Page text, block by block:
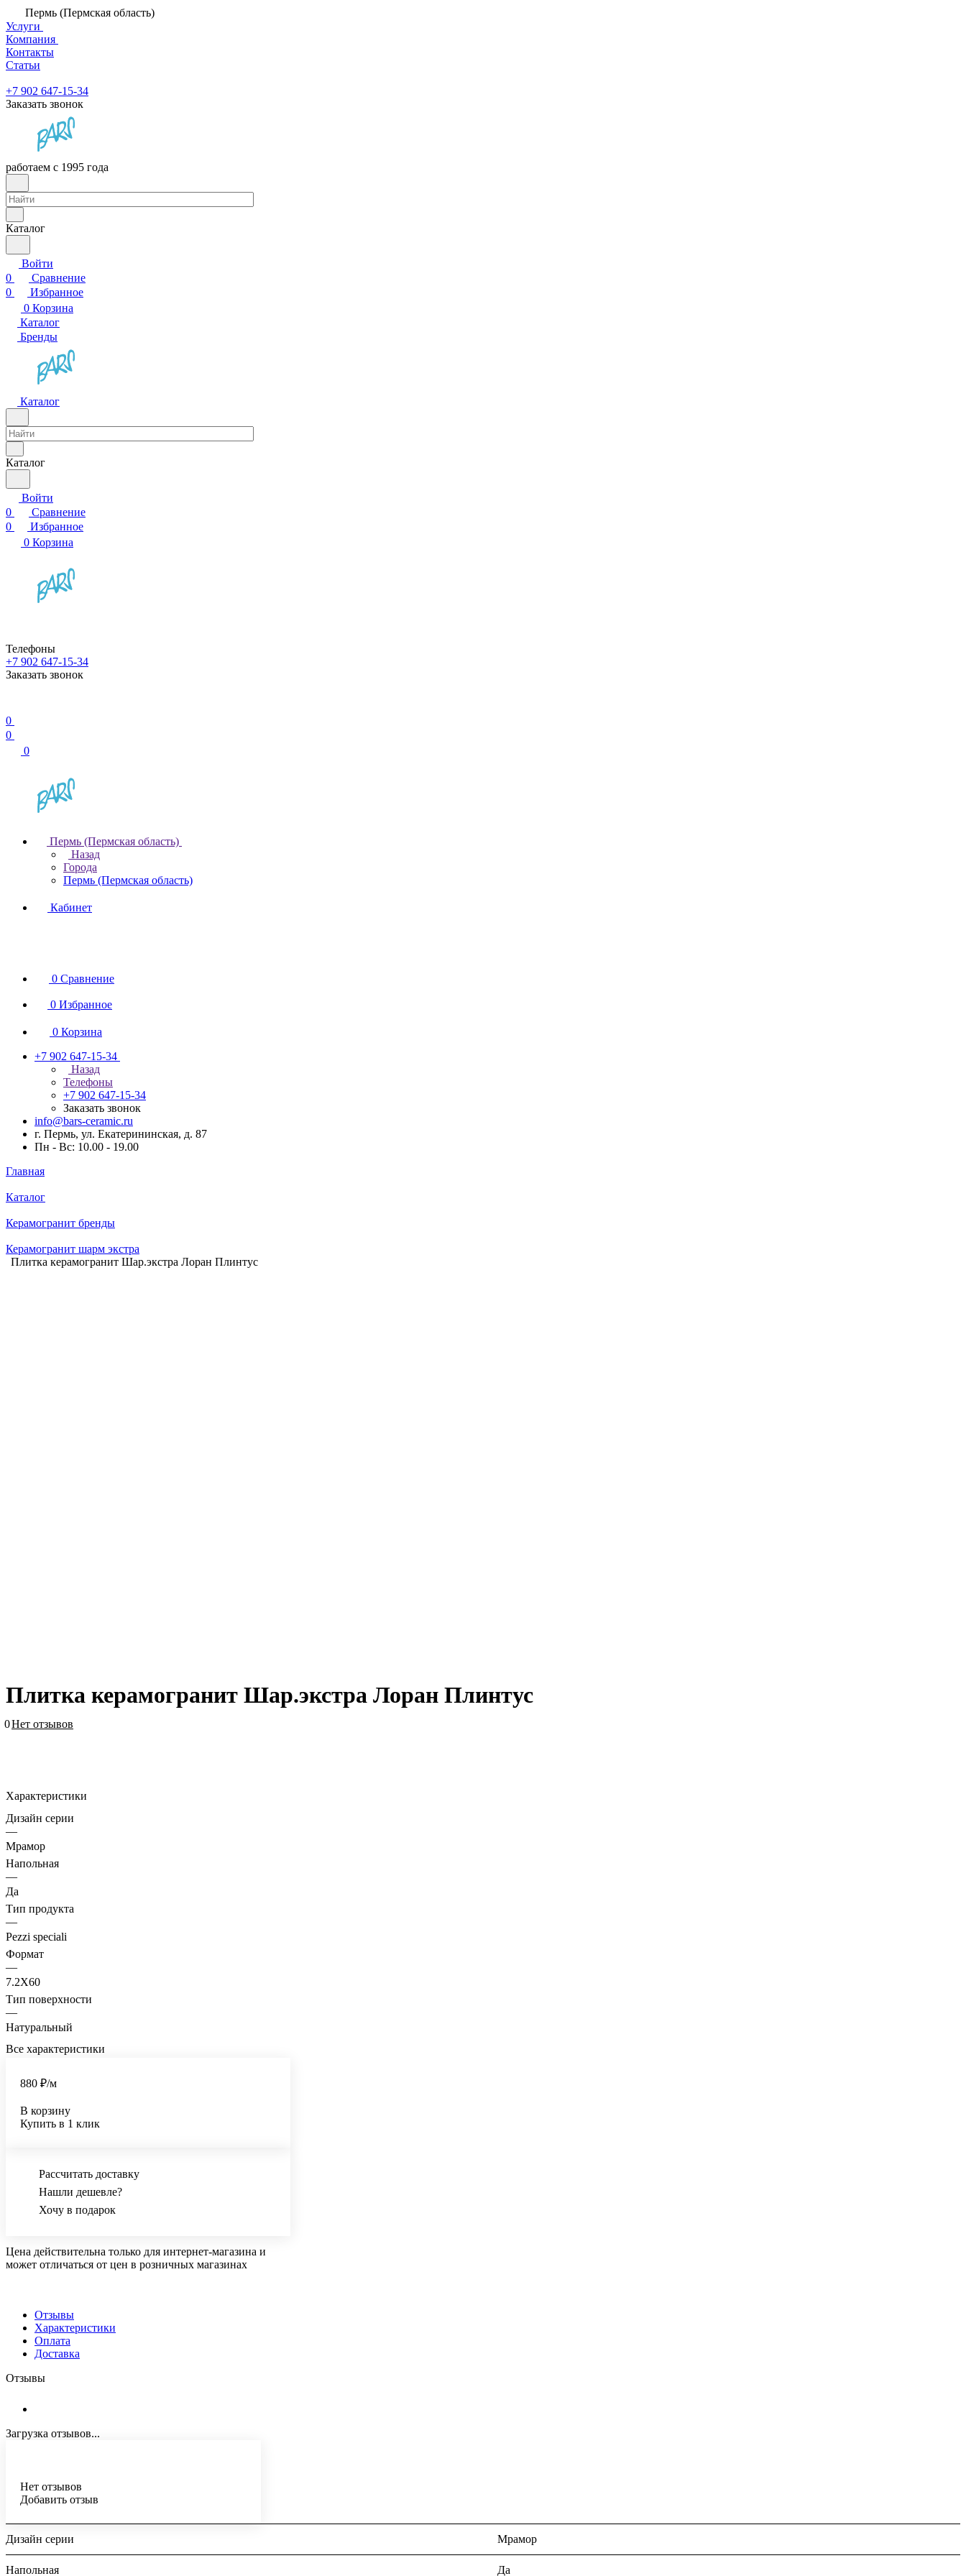
Пермь (Пермская область)
Услуги
Компания
Контакты
Статьи
+7 902 647-15-34
Заказать звонок
работаем с 1995 года
Каталог
Войти
0
Сравнение
0
Избранное
0 Корзина
Каталог
Бренды
Каталог
Каталог
Войти
0
Сравнение
0
Избранное
0 Корзина
Телефоны
+7 902 647-15-34
Заказать звонок
0
0
0
Пермь (Пермская область)
Назад
Города
Пермь (Пермская область)
Кабинет
0 Сравнение
0 Избранное
0 Корзина
+7 902 647-15-34
Назад
Телефоны
+7 902 647-15-34
Заказать звонок
info@bars-ceramic.ru
г. Пермь, ул. Екатерининская, д. 87
Пн - Вс: 10.00 - 19.00
Главная
Каталог
Керамогранит бренды
Керамогранит шарм экстра
Плитка керамогранит Шар.экстра Лоран Плинтус
Плитка керамогранит Шар.экстра Лоран Плинтус
0Нет отзывов
Характеристики
Дизайн серии
—
Мрамор
Напольная
—
Да
Тип продукта
—
Pezzi speciali
Формат
—
7.2X60
Тип поверхности
—
Натуральный
Все характеристики
880 ₽/м
В корзину
Купить в 1 клик
Рассчитать доставку
Нашли дешевле?
Хочу в подарок
Цена действительна только для интернет-магазина и
может отличаться от цен в розничных магазинах
Отзывы
Характеристики
Оплата
Доставка
Отзывы
Загрузка отзывов...
Нет отзывов
Добавить отзыв
Дизайн серии Мрамор
Напольная Да